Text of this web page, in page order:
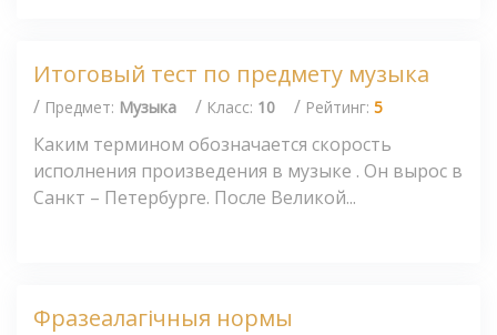
Итоговый тест по предмету музыка
/ Предмет: Музыка / Класс: 10 / Рейтинг: 5
Каким термином обозначается скорость
исполнения произведения в музыке . Он вырос в
Санкт – Петербурге. После Великой...
Фразеалагічныя нормы